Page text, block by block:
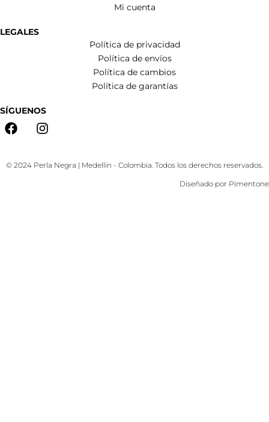
Mi cuenta
LEGALES
Política de privacidad
Política de envíos
Política de cambios
Política de garantías
SÍGUENOS
© 2024 Perla Negra | Medellin - Colombia. Todos los derechos reservados.
Diseñado por Pimentone